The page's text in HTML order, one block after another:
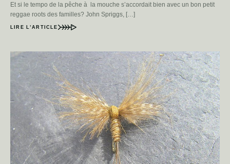
Et si le tempo de la pêche à la mouche s’accordait bien avec un bon petit
reggae roots des familles? John Spriggs, […]
LIRE L’ARTICLE